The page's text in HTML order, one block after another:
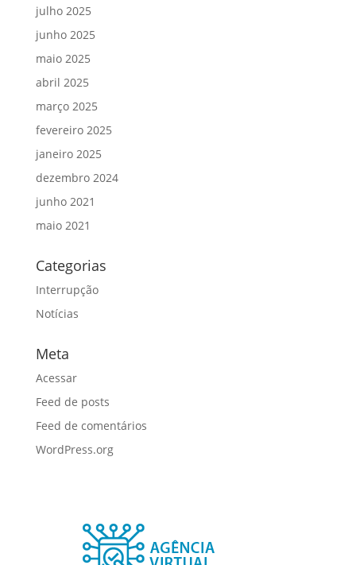
julho 2025
junho 2025
maio 2025
abril 2025
março 2025
fevereiro 2025
janeiro 2025
dezembro 2024
junho 2021
maio 2021
Categorias
Interrupção
Notícias
Meta
Acessar
Feed de posts
Feed de comentários
WordPress.org